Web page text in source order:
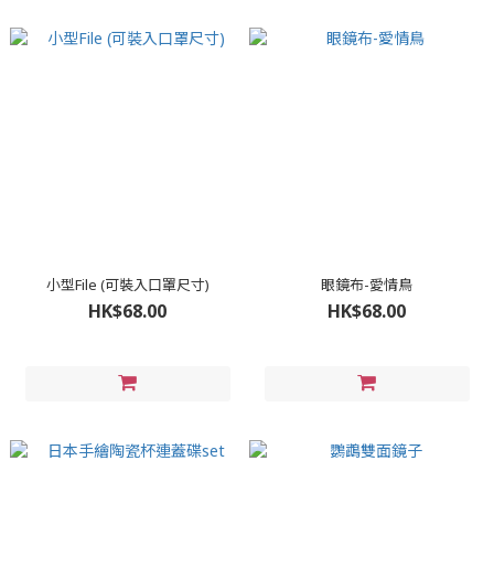
小型File (可裝入口罩尺寸)
HK$68.00
眼鏡布-愛情鳥
HK$68.00